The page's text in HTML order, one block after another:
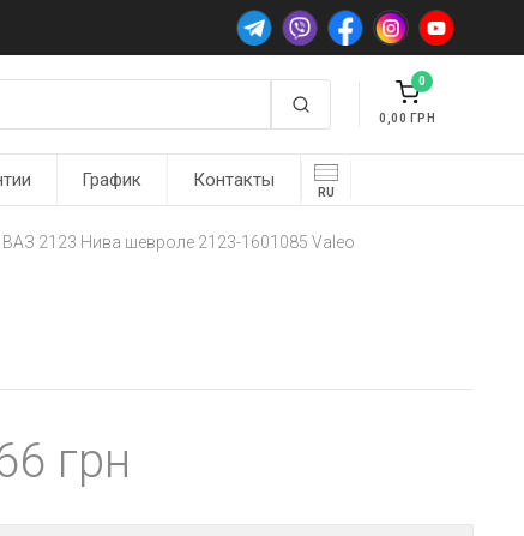
0
0,00
График Контакты
RU
2123 Нива шевроле 2123-1601085 Valeo